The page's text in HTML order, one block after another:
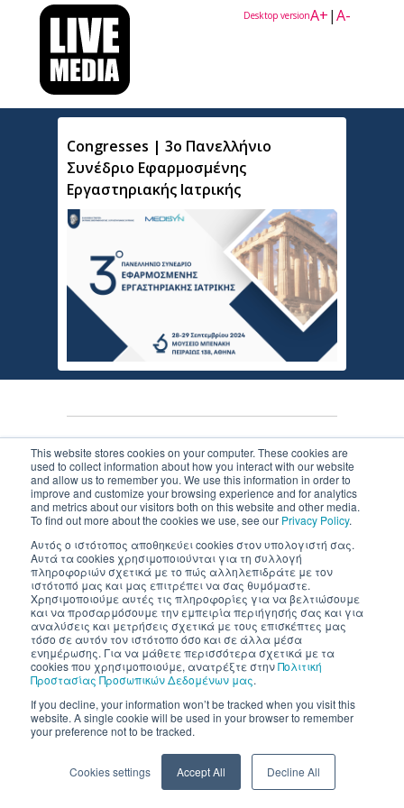
This website stores cookies on your computer. These cookies are
used to collect information about how you interact with our website
and allow us to remember you. We use this information in order to
improve and customize your browsing experience and for analytics
and metrics about our visitors both on this website and other media.
To find out more about the cookies we use, see our Privacy Policy.
Αυτός ο ιστότοπος αποθηκεύει cookies στον υπολογιστή σας.
Αυτά τα cookies χρησιμοποιούνται για τη συλλογή
πληροφοριών σχετικά με το πώς αλληλεπιδράτε με τον
ιστότοπό μας και μας επιτρέπει να σας θυμόμαστε.
Χρησιμοποιούμε αυτές τις πληροφορίες για να βελτιώσουμε
και να προσαρμόσουμε την εμπειρία περιήγησής σας και για
αναλύσεις και μετρήσεις σχετικά με τους επισκέπτες μας
τόσο σε αυτόν τον ιστότοπο όσο και σε άλλα μέσα
ενημέρωσης. Για να μάθετε περισσότερα σχετικά με τα
cookies που χρησιμοποιούμε, ανατρέξτε στηνΠολιτική
Προστασίας Προσωπικών Δεδομένων μας.
If you decline, your information won’t be tracked when you visit this
website. A single cookie will be used in your browser to remember
your preference not to be tracked.
Cookies settings Accept All Decline All
A+|A-
Desktop version
Congresses | 3ο Πανελλήνιο
Συνέδριο Εφαρμοσμένης
Εργαστηριακής Ιατρικής
Inventics A.E. | All rights reserved